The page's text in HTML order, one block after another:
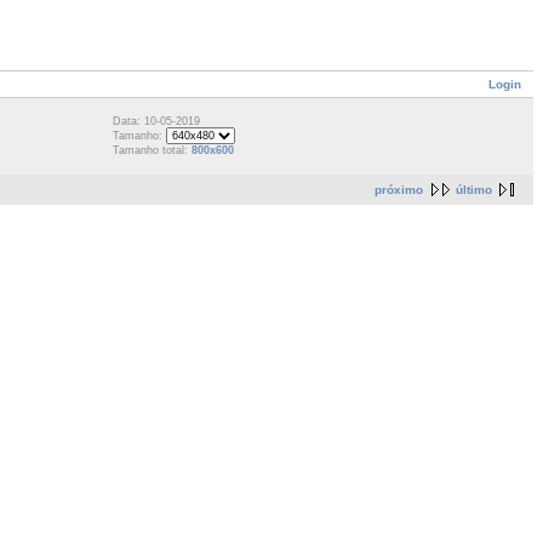
Login
Data: 10-05-2019
Tamanho:
Tamanho total: 800x600
próximo último